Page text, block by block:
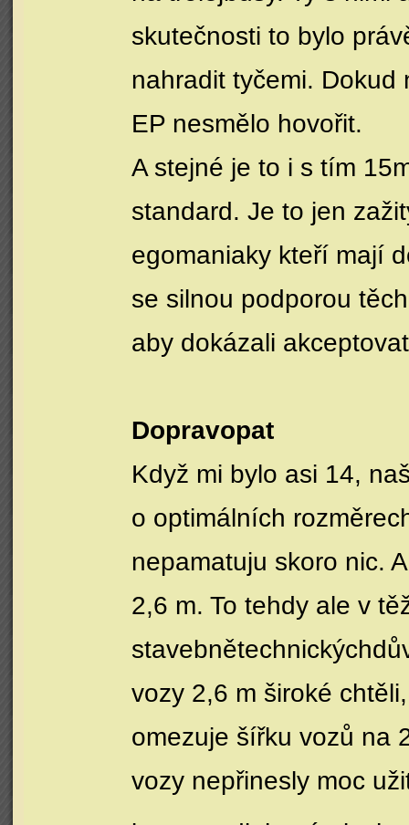
skutečnosti to bylo
nahradit tyčemi.
EP nesmělo hovořit.
A stejné je to i s tím
standard. Je to jen
egomaniaky kteří mají
se silnou podporou
aby dokázali
Dopravopat
Když mi bylo asi 14,
o optimálních
nepamatuju skoro nic.
2,6 m. To tehdy ale v
vozy 2,6 m široké
omezuje šířku vozů na
vozy nepřinesly moc